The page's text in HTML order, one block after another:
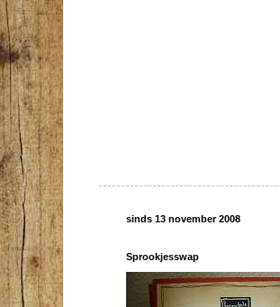
sinds 13 november 2008
Sprookjesswap